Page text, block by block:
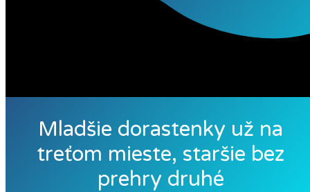
Mladšie dorastenky už na
treťom mieste, staršie bez
prehry druhé